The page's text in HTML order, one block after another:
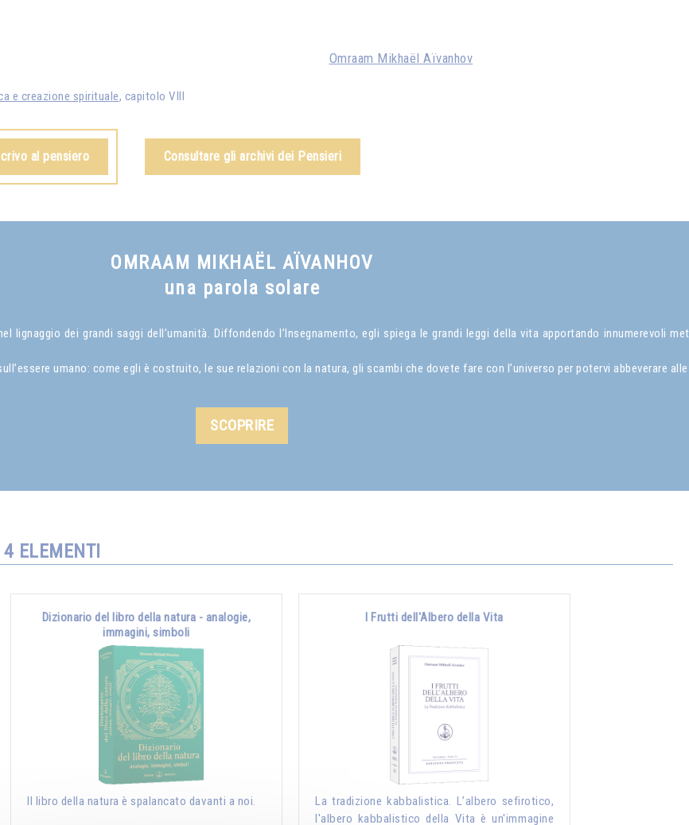
Omraam Mikhaël Aïvanhov
e creazione spirituale, capitolo VIII
al pensiero Consultare gli archivi dei Pensieri
OMRAAM MIKHAËL AÏVANHOV
una parola solare
lignaggio dei grandi saggi dell’umanità. Diffondendo l’Insegnamento, egli spiega le grandi leggi della vita apportando innumerevoli
umano: come egli è costruito, le sue relazioni con la natura, gli scambi che dovete fare con l’universo per potervi abbeverare
SCOPRIRE
ELEMENTI
Dizionario del libro della natura - analogie,
immagini, simboli
Il libro della natura è spalancato davanti a noi.
I Frutti dell'Albero della Vita
La tradizione kabbalistica. L’albero sefirotico,
l'albero kabbalistico della Vita è un'immagine